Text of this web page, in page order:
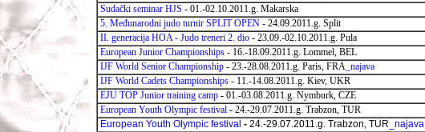
Sudački seminar HJS - 01.-02.10.2011.g. Makarska
5. Međunarodni judo turnir SPLIT OPEN - 24.09.2011.g. Split
II. generacija HOA - Judo treneri 2. dio - 23.09.-02.10.2011.g. Pula
European Junior Championships - 16.-18.09.2011.g. Lommel, BEL
IJF World Senior Championship - 23.-28.08.2011.g. Paris, FRA _najava
IJF World Cadets Championships - 11.-14.08.2011.g. Kiev, UKR
EJU TOP Junior training camp - 01.-03.08.2011.g. Nymburk, CZE
European Youth Olympic festival - 24.-29.07.2011.g. Trabzon, TUR
European Youth Olympic festival - 24.-29.07.2011.g. Trabzon, TUR _najava